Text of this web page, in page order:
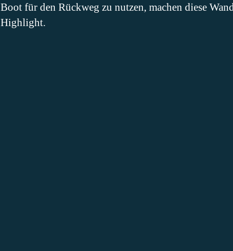
Boot für den Rückweg zu nutzen, machen diese
Highlight.